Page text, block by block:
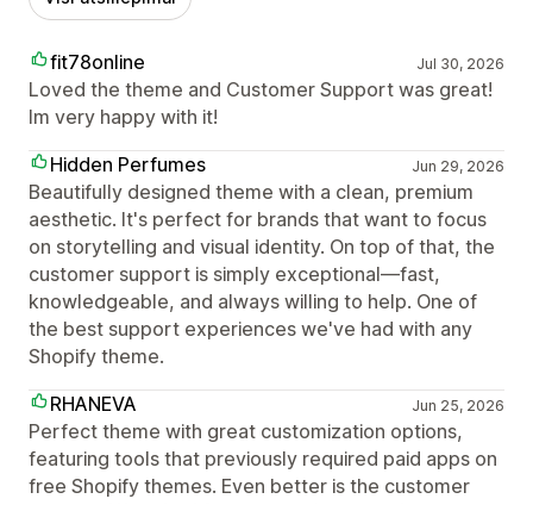
fit78online Jul 30, 2026
Loved the theme and Customer Support was great!
Im very happy with it!
Hidden Perfumes
Jun 29, 2026
Beautifully designed theme with a clean, premium
aesthetic. It's perfect for brands that want to focus
on storytelling and visual identity. On top of that, the
customer support is simply exceptional—fast,
knowledgeable, and always willing to help. One of
the best support experiences we've had with any
Shopify theme.
RHANEVA
Jun 25, 2026
Perfect theme with great customization options,
featuring tools that previously required paid apps on
free Shopify themes. Even better is the customer